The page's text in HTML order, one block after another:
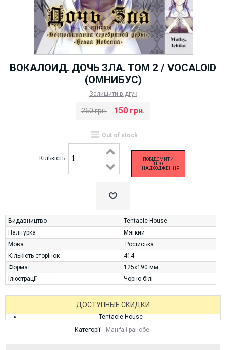
ВОКАЛОИД. ДОЧЬ ЗЛА. ТОМ 2 / VOCALOID
(ОМНИБУС)
Залишити відгук
250 грн. 150 грн.
Out of stock
Кількість:
ПОВІДОМИТИ
ПРО
НАДХОДЖЕННЯ
Видавництво
Tentacle House
Палітурка
Мягкий
Мова
Російська
Кількість сторінок
414
Формат
125х190 мм
Ілюстрації
Чорно-білі
ДОСТУПНЫЕ СКИДКИ
Tentacle House
Категорії:
Манґа і ранобе